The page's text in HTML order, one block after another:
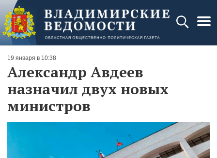
19 января в 10:38
Александр Авдеев
назначил двух новых
министров